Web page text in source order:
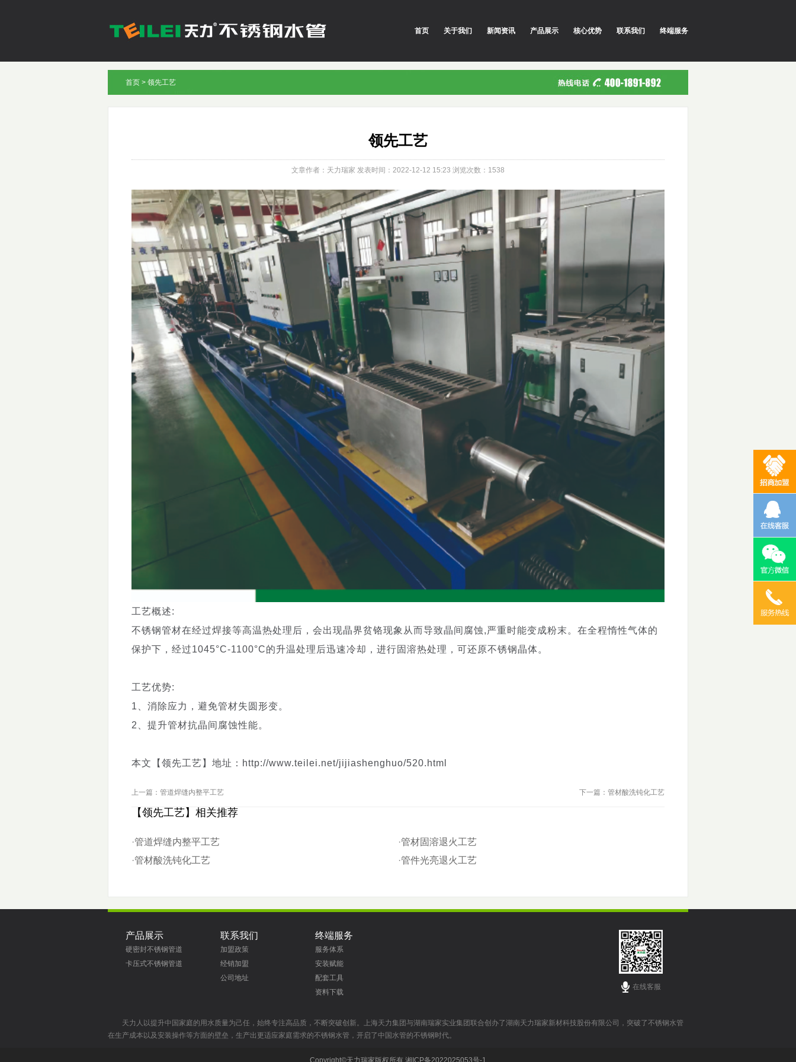
终端服务
联系我们
核心优势
产品展示
新闻资讯
关于我们
首页
首页 > 领先工艺
领先工艺
文章作者：天力瑞家 发表时间：2022-12-12 15:23 浏览次数： 1538
工艺概述:
不锈钢管材在经过焊接等高温热处理后，会出现晶界贫铬现象从而导致晶间腐蚀,严重时能变成粉末。在全程惰性气体的
保护下，经过1045°C-1100°C的升温处理后迅速冷却，进行固溶热处理，可还原不锈钢晶体。
工艺优势:
1、消除应力，避免管材失圆形变。
2、提升管材抗晶间腐蚀性能。
本文【领先工艺】地址：http://www.teilei.net/jijiashenghuo/520.html
下一篇：管材酸洗钝化工艺
上一篇：管道焊缝内整平工艺
【领先工艺】相关推荐
·管道焊缝内整平工艺 ·管材固溶退火工艺
·管材酸洗钝化工艺 ·管件光亮退火工艺
产品展示
硬密封不锈钢管道
卡压式不锈钢管道
联系我们
加盟政策
经销加盟
公司地址
终端服务
服务体系
安装赋能
配套工具
资料下载
在线客服
天力人以提升中国家庭的用水质量为己任，始终专注高品质，不断突破创新。上海天力集团与湖南瑞家实业集团联合创办了湖南天力瑞家新材科技股份有限公司，突破了不锈钢水管
在生产成本以及安装操作等方面的壁垒，生产出更适应家庭需求的不锈钢水管，开启了中国水管的不锈钢时代。
Copyright©天力瑞家版权所有 湘ICP备2022025053号-1